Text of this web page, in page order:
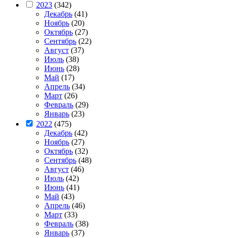
2023 (342)
Декабрь (41)
Ноябрь (20)
Октябрь (27)
Сентябрь (22)
Август (37)
Июль (38)
Июнь (28)
Май (17)
Апрель (34)
Март (26)
Февраль (29)
Январь (23)
2022 (475)
Декабрь (42)
Ноябрь (27)
Октябрь (32)
Сентябрь (48)
Август (46)
Июль (42)
Июнь (41)
Май (43)
Апрель (46)
Март (33)
Февраль (38)
Январь (37)